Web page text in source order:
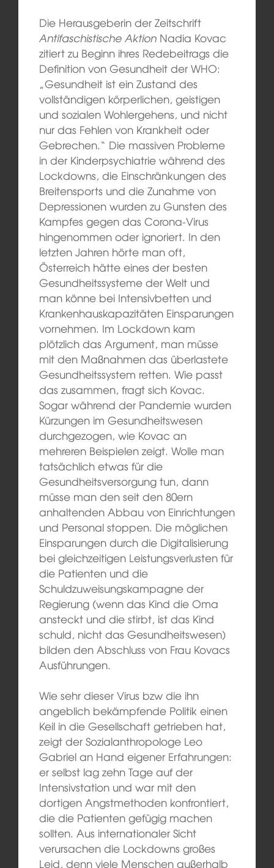
Die Herausgeberin der Zeitschrift
Antifaschistische AktionNadia Kovac
zitiert zu Beginn ihres Redebeitrags die
Definition von Gesundheit der WHO:
„Gesundheit ist ein Zustand des
vollständigen körperlichen, geistigen
und sozialen Wohlergehens, und nicht
nur das Fehlen von Krankheit oder
Gebrechen.“ Die massiven Probleme
in der Kinderpsychiatrie während des
Lockdowns, die Einschränkungen des
Breitensports und die Zunahme von
Depressionen wurden zu Gunsten des
Kampfes gegen das Corona-Virus
hingenommen oder ignoriert. In den
letzten Jahren hörte man oft,
Österreich hätte eines der besten
Gesundheitssysteme der Welt und
man könne bei Intensivbetten und
Krankenhauskapazitäten Einsparungen
vornehmen. Im Lockdown kam
plötzlich das Argument, man müsse
mit den Maßnahmen das überlastete
Gesundheitssystem retten. Wie passt
das zusammen, fragt sich Kovac.
Sogar während der Pandemie wurden
Kürzungen im Gesundheitswesen
durchgezogen, wie Kovac an
mehreren Beispielen zeigt. Wolle man
tatsächlich etwas für die
Gesundheitsversorgung tun, dann
müsse man den seit den 80ern
anhaltenden Abbau von Einrichtungen
und Personal stoppen. Die möglichen
Einsparungen durch die Digitalisierung
bei gleichzeitigen Leistungsverlusten für
die Patienten und die
Schuldzuweisungskampagne der
Regierung (wenn das Kind die Oma
ansteckt und die stirbt, ist das Kind
schuld, nicht das Gesundheitswesen)
bilden den Abschluss von Frau Kovacs
Ausführungen.
Wie sehr dieser Virus bzw die ihn
angeblich bekämpfende Politik einen
Keil in die Gesellschaft getrieben hat,
zeigt der Sozialanthropologe Leo
Gabriel an Hand eigener Erfahrungen:
er selbst lag zehn Tage auf der
Intensivstation und war mit den
dortigen Angstmethoden konfrontiert,
die die Patienten gefügig machen
sollten. Aus internationaler Sicht
verursachen die Lockdowns großes
Leid, denn viele Menschen außerhalb